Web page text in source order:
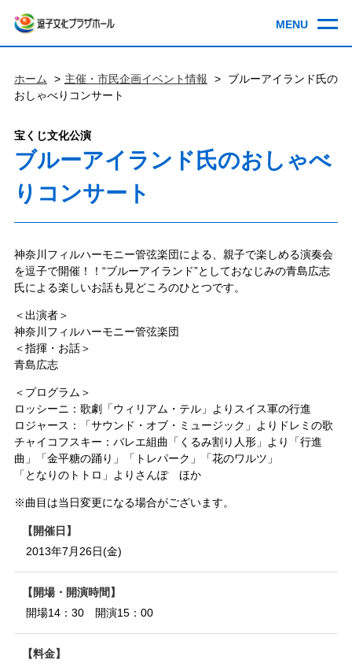
ホーム 主催・市民企画イベント情報
ブルーアイランド氏の
おしゃべりコンサート
宝くじ文化公演
ブルーアイランド氏のおしゃべ
りコンサート
神奈川フィルハーモニー管弦楽団による、親子で楽しめる演奏会
を逗子で開催！！“ブルーアイランド”としておなじみの青島広志
氏による楽しいお話も見どころのひとつです。
＜出演者＞
神奈川フィルハーモニー管弦楽団
＜指揮・お話＞
青島広志
＜プログラム＞
ロッシーニ：歌劇「ウィリアム・テル」よりスイス軍の行進
ロジャース：「サウンド・オブ・ミュージック」よりドレミの歌
チャイコフスキー：バレエ組曲「くるみ割り人形」より「行進
曲」「金平糖の踊り」「トレパーク」「花のワルツ」
「となりのトトロ」よりさんぽ ほか
※曲目は当日変更になる場合がございます。
開催日
2013年7月26日(金)
開場・開演時間
開場14：30 開演15：00
料金